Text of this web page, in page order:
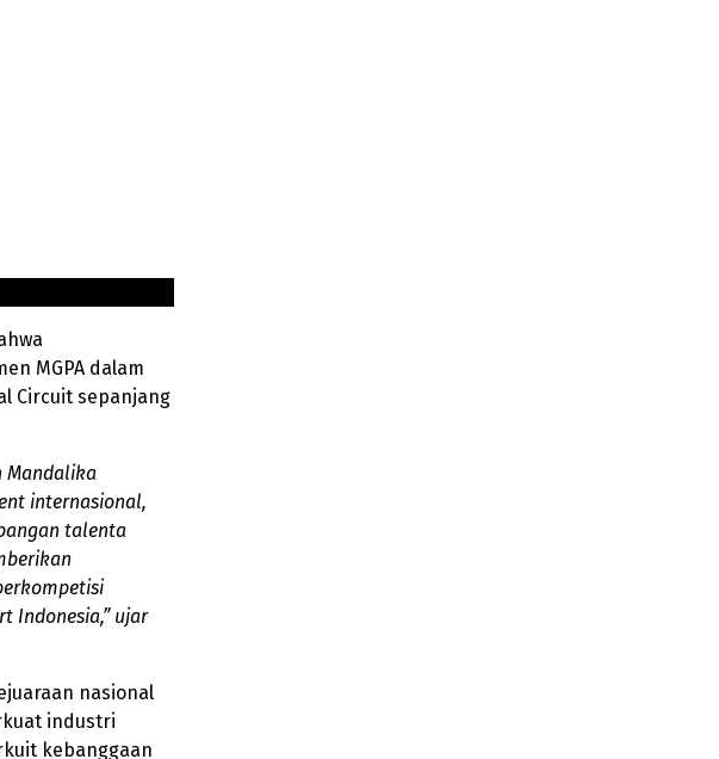
MGPA dalam
Circuit sepanjang
Mandalika
internasional,
talenta
Indonesia,” ujar
nasional
industri
kebanggaan